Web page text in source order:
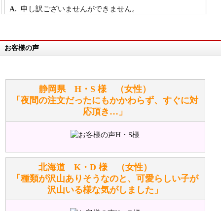
申し訳ございませんができません。
万が一欲しい商品が見つからない場合は、探して取り
お任せください！それは当店が謡っています「おも
てなしの心」で対応させていただきます。
シュタイフのぬいぐるみは洗濯できますか？ ぬいぐ
るみのお手入れ方法を教えてください。
詳しくはこちら をご覧ください。
ぬいぐるみの耳に付いているボタンやタグに、何か意
味などがありますか？
お客様の声
静岡県 H・S 様 （女性）
「夜間の注文だったにもかかわらず、すぐに対
応頂き…」
北海道 K・D 様 （女性）
「種類が沢山ありそうなのと、可愛らしい子が
沢山いる様な気がしました」